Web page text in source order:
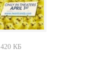
420 КБ